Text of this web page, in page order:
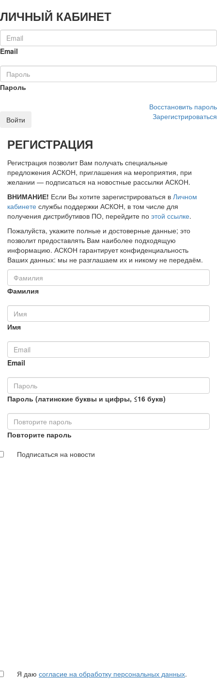
ЛИЧНЫЙ КАБИНЕТ
Email
Пароль
Восстановить пароль
Войти
Зарегистрироваться
РЕГИСТРАЦИЯ
Регистрация позволит Вам получать специальные
предложения АСКОН, приглашения на мероприятия, при
желании — подписаться на новостные рассылки АСКОН.
ВНИМАНИЕ! Если Вы хотите зарегистрироваться в Личном
кабинете службы поддержки АСКОН, в том числе для
получения дистрибутивов ПО, перейдите по этой ссылке.
Пожалуйста, укажите полные и достоверные данные; это
позволит предоставлять Вам наиболее подходящую
информацию. АСКОН гарантирует конфиденциальность
Ваших данных: мы не разглашаем их и никому не передаём.
Фамилия
Имя
Email
Пароль (латинские буквы и цифры, ≤16 букв)
Повторите пароль
Подписаться на новости
Я даю согласие на обработку персональных данных.